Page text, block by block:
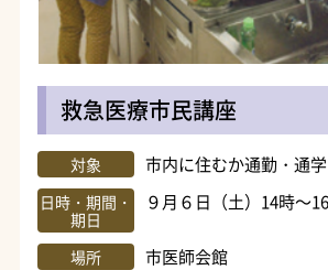
救急医療市民講座
対象 市内に住むか通勤・通
日時・期間・
期日
９月６日（土）14時～
場所 市医師会館